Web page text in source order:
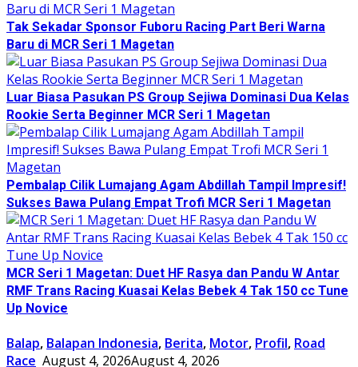
Tak Sekadar Sponsor Fuboru Racing Part Beri Warna
Baru di MCR Seri 1 Magetan
Luar Biasa Pasukan PS Group Sejiwa Dominasi Dua Kelas
Rookie Serta Beginner MCR Seri 1 Magetan
Pembalap Cilik Lumajang Agam Abdillah Tampil Impresif!
Sukses Bawa Pulang Empat Trofi MCR Seri 1 Magetan
MCR Seri 1 Magetan: Duet HF Rasya dan Pandu W Antar
RMF Trans Racing Kuasai Kelas Bebek 4 Tak 150 cc Tune
Up Novice
Balap, Balapan Indonesia, Berita, Motor, Profil, Road
Race August 4, 2026August 4, 2026